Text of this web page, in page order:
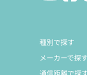
種別で探す
メーカーで探す